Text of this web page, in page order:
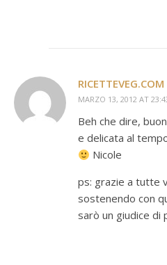
RICETTEVEG.COM
MARZO 13, 2012 AT
Beh che dire,
e delicata al
Nicole
ps: grazie a tutte
sostenendo con
sarò un giudice di